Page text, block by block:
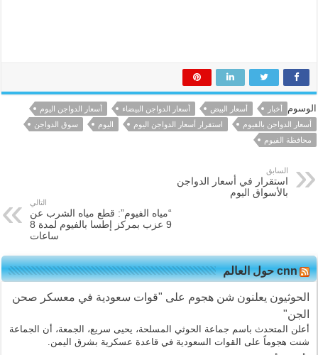
الوسوم أخبار أسعار البيض أسعار الدواجن البيضاء
أسعار الدواجن اليوم
أسعار الدواجن بالفيوم
استقرار أسعار الدواجن اليوم اليوم
سوق الدواجن
محافظة الفيوم
السابق
استقرار في أسعار الدواجن
بالأسواق اليوم
التالي
“مياه الفيوم”: قطع مياه الشرب عن
9 عزب بمركز إطسا بالفيوم لمدة 8
ساعات
cnn حول العالم
الحوثيون يعلنون شن هجوم على "قوات سعودية في معسكر صحن
الجن"
أعلن المتحدث باسم جماعة الحوثي المسلحة، يحيى سريع، الجمعة، أن الجماعة
شنت هجوماً على القوات السعودية في قاعدة عسكرية بشرق اليمن.